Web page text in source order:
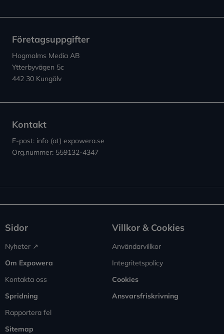
Företagsuppgifter
Hogmalms Media AB
Ytterbyvägen 5c
442 30 Kungälv
Kontakt
E-post: info (at) expowera.se
Org.nummer: 559132-4347
Sidor
Nyheter ↗︎
Om Expowera
Kontakta oss
Spridning
Rapportera fel
Sitemap
Villkor & Cookies
Användarvillkor
Integritetspolicy
Cookies
Ansvarsfriskrivning